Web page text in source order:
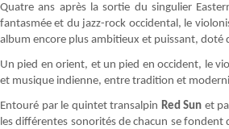
Quatre ans après la sortie du singulier
fantasmée et du jazz-rock occidental, le
album encore plus ambitieux et puissant, doté
Un pied en orient, et un pied en occident, le
et musique indienne, entre tradition et
Entouré par le quintet transalpin Red Sun et
les différentes sonorités de chacun se